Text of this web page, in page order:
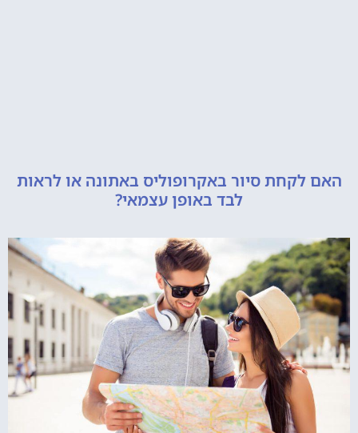
סיור באקרופוליס באתונה או לראות
לבד באופן עצמאי?